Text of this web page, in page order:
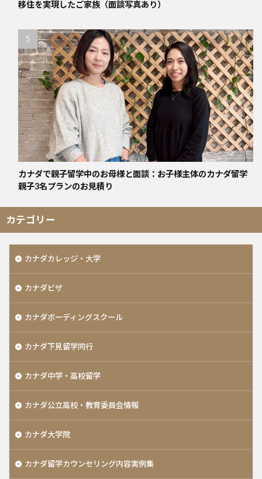
移住を実現したご家族（面談写真あり）
カナダで親子留学中のお母様と面談：お子様主体のカナダ留学
親子3名プランのお見積り
カテゴリー
カナダカレッジ・大学
カナダビザ
カナダボーディングスクール
カナダ下見留学同行
カナダ中学・高校留学
カナダ公立高校・教育委員会情報
カナダ大学院
カナダ留学カウンセリング内容実例集